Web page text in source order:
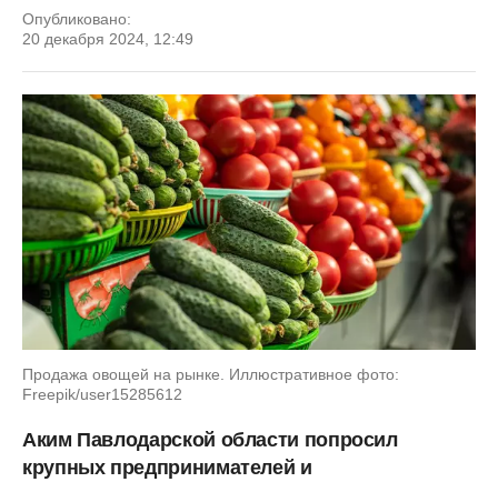
Опубликовано:
20 декабря 2024, 12:49
Продажа овощей на рынке. Иллюстративное фото:
Freepik/user15285612
Аким Павлодарской области попросил
крупных предпринимателей и